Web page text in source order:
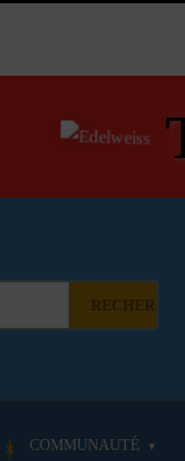
COMMUNAUTÉ